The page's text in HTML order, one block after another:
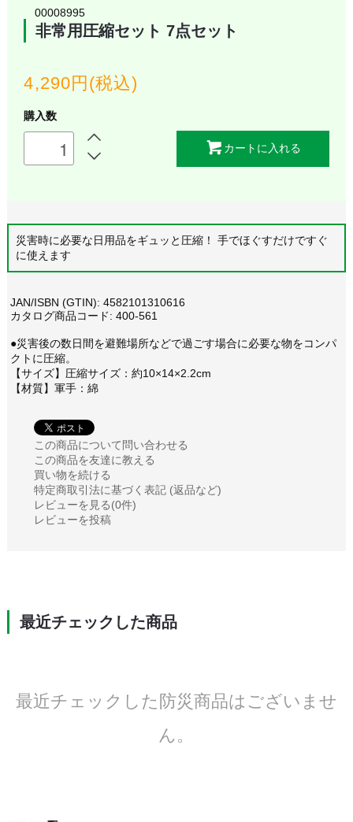
00008995
非常用圧縮セット 7点セット
4,290円(税込)
購入数
カートに入れる
災害時に必要な日用品をギュッと圧縮！ 手でほぐすだけですぐ
に使えます
JAN/ISBN (GTIN): 4582101310616
カタログ商品コード: 400-561
●災害後の数日間を避難場所などで過ごす場合に必要な物をコンパ
クトに圧縮。
【サイズ】圧縮サイズ：約10×14×2.2cm
【材質】軍手：綿
この商品について問い合わせる
この商品を友達に教える
買い物を続ける
特定商取引法に基づく表記 (返品など)
レビューを見る(0件)
レビューを投稿
最近チェックした商品
最近チェックした防災商品はございませ
ん。